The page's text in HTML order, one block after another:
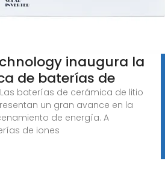
inaugura la
de baterías de
baterías de cerámica de litio
un gran avance en la
de energía. A
de iones